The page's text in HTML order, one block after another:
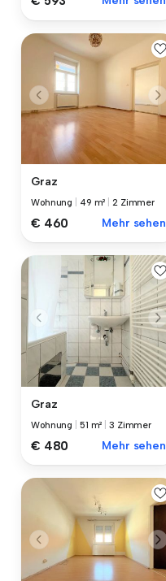
Graz
Wohnung 49 m² |2 Zimmer
€ 460 Mehr sehen
Graz
Wohnung 51 m² |3 Zimmer
€ 480 Mehr sehen